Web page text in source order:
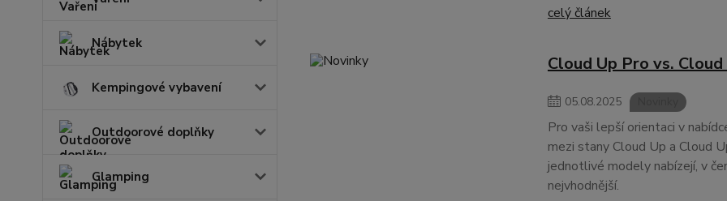
Nábytek
Kempingové vybavení
Outdoorové doplňky
Glamping
celý článek
Cloud Up Pro vs. Cloud
05.08.2025
Pro vaši lepší orientaci v
mezi stany Cloud Up a Cloud
jednotlivé modely nabízejí, v
nejvhodnější.